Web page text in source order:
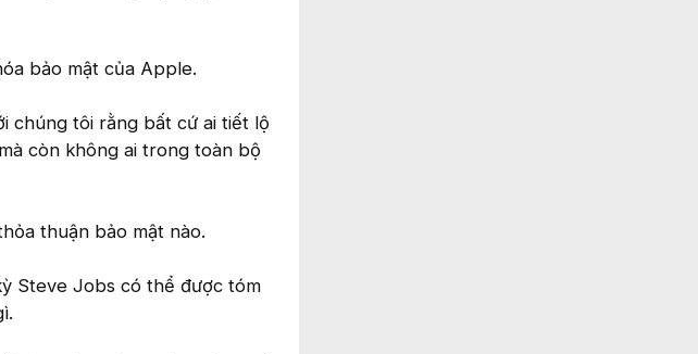
bảo mật của Apple.
chúng tôi rằng bất cứ ai tiết lộ
còn không ai trong toàn bộ
thuận bảo mật nào.
Steve Jobs có thể được tóm